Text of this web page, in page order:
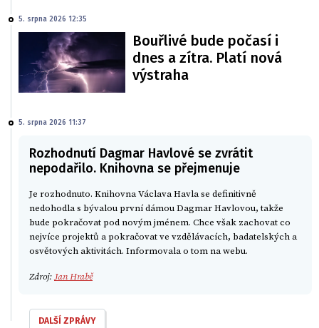
5. srpna 2026 12:35
Bouřlivé bude počasí i
dnes a zítra. Platí nová
výstraha
5. srpna 2026 11:37
Rozhodnutí Dagmar Havlové se zvrátit
nepodařilo. Knihovna se přejmenuje
Je rozhodnuto. Knihovna Václava Havla se definitivně
nedohodla s bývalou první dámou Dagmar Havlovou, takže
bude pokračovat pod novým jménem. Chce však zachovat co
nejvíce projektů a pokračovat ve vzdělávacích, badatelských a
osvětových aktivitách. Informovala o tom na webu.
Zdroj: Jan Hrabě
DALŠÍ ZPRÁVY